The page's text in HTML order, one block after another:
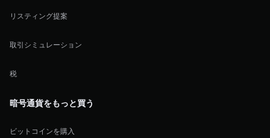
リスティング提案
取引シミュレーション
税
暗号通貨をもっと買う
ビットコインを購入